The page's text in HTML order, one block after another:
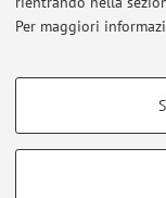
Per maggiori
COOKIE DI
Area riservata
Accedi tramitelogin